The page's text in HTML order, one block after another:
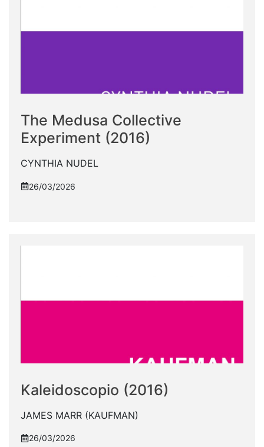
The Medusa Collective
Experiment (2016)
CYNTHIA NUDEL
26/03/2026
Kaleidoscopio (2016)
JAMES MARR (KAUFMAN)
26/03/2026